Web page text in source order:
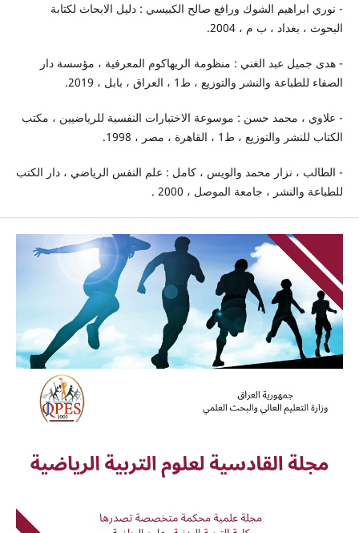
- نوري ابراهيم الشوك ورافع صالح الكبيسي : دليل الابحاث لكتابة
البحوث ، بغداد ، ب م ، 2004.
- هدى جميل عبد الغني : منظومة الريهاكوم المعرفية ، مؤسسة دار
الصفاء للطباعة والنشر والتوزيع ، ط1 ، العراق ، بابل ، 2019.
- علاوي ، محمد حسن : موسوعة الاختبارات النفسية للرياضيين ، مكتب
الكتاب للنشر والتوزيع ، ط1 ، القاهرة ، مصر ، 1998.
- الطالب ، نزار محمد والويس ، كامل : علم النفس الرياضي ، دار الكتب
للطباعة والنشر ، جامعة الموصل ، 2000 .